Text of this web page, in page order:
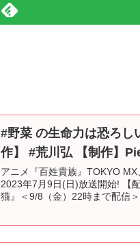
#野菜 の生命力は恐ろ
作】 #荒川弘 【制作】
アニメ『百姓貴族』TOKYO
2023年7月9日(日)放送開始! 【
猫』＜9/8（金）22時まで配信＞